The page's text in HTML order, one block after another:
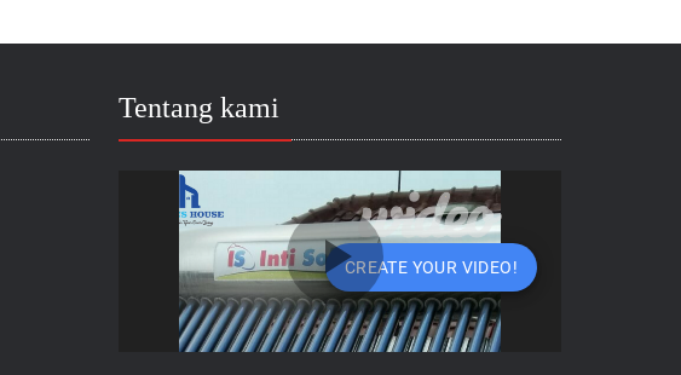
Tentang kami